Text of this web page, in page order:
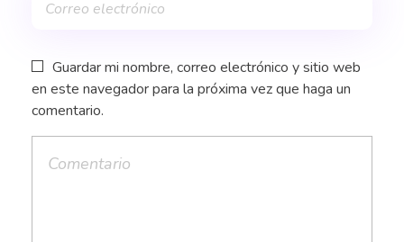
Guardar mi nombre, correo electrónico y sitio web
en este navegador para la próxima vez que haga un
comentario.